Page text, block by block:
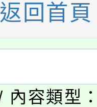
情可洽有
習
及科技
案入校路
育專業人
29、30在
返回首頁
容類型